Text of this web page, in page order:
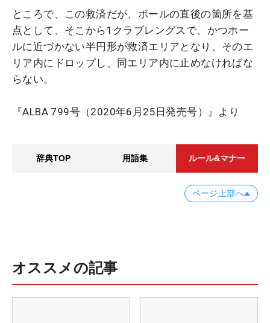
ところで、この救済だが、ボールの直後の箇所を基
点として、そこから1クラブレングスで、かつホー
ルに近づかない半円形が救済エリアとなり、そのエ
リア内にドロップし、同エリア内に止めなければな
らない。
『ALBA 799号（2020年6月25日発売号）』より
辞典TOP 用語集 ルール&マナー
ページ上部へ
オススメの記事